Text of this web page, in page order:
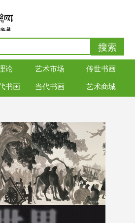
论 艺术市场 传世书画
书画 当代书画 艺术商城